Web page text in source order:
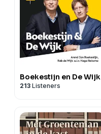
Boekestijn en De Wijk
213 Listeners